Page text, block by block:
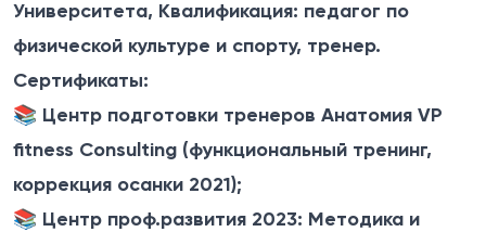
Университета, Квалификация: педагог по
физической культуре и спорту, тренер.
Сертификаты:
📚 Центр подготовки тренеров Анатомия VP
fitness Consulting (функциональный тренинг,
коррекция осанки 2021);
📚 Центр проф.развития 2023: Методика и